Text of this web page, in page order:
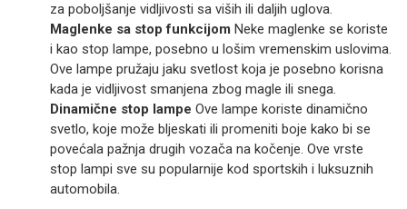
za poboljšanje vidljivosti sa viših ili daljih uglova.
Maglenke sa stop funkcijom Neke maglenke se koriste
i kao stop lampe, posebno u lošim vremenskim uslovima.
Ove lampe pružaju jaku svetlost koja je posebno korisna
kada je vidljivost smanjena zbog magle ili snega.
Dinamične stop lampe Ove lampe koriste dinamično
svetlo, koje može bljeskati ili promeniti boje kako bi se
povećala pažnja drugih vozača na kočenje. Ove vrste
stop lampi sve su popularnije kod sportskih i luksuznih
automobila.